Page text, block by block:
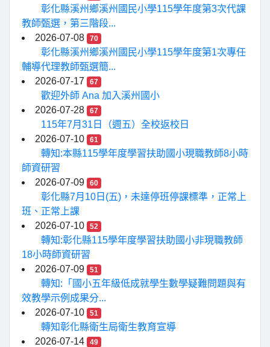
彰化縣溪州鄉溪州國民小學115學年度第3次代課
教師甄選，第三階段...
2026-07-08
70
彰化縣溪州鄉溪州國民小學115學年度第1次專任
輔導代理教師甄選簡...
2026-07-17
67
歡迎外師 Ana 加入溪州國小
2026-07-28
67
115年7月31日（週五）全校返校日
2026-07-10
61
轉知:本縣115學年度學習扶助國小現職教師8小時
師資研習
2026-07-09
60
彰化縣7月10日(五)，未達停班停課標準，正常上
班、正常上課
2026-07-10
52
轉知:彰化縣115學年度學習扶助國小非現職教師
18小時師資研習
2026-07-09
51
轉知:「國小五年級低成就學生數學疑難問題與有
效教學示例成果分...
2026-07-10
51
轉知彰化縣衛生局衛生教育宣導
2026-07-14
49